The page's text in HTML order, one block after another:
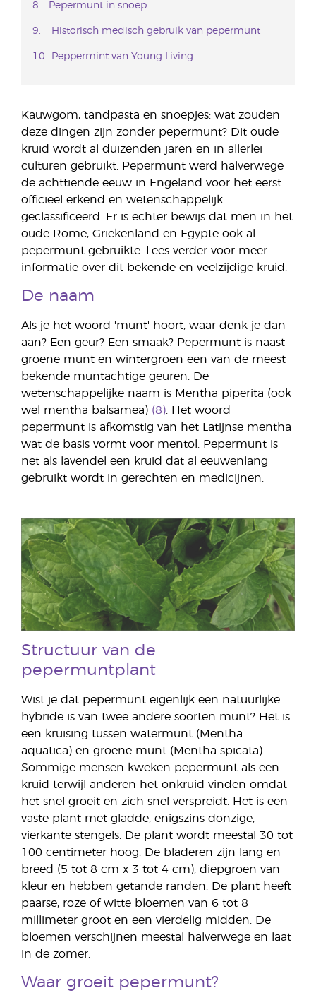
Pepermunt in snoep
Historisch medisch gebruik van pepermunt
Peppermint van Young Living
Kauwgom, tandpasta en snoepjes: wat zouden
deze dingen zijn zonder pepermunt? Dit oude
kruid wordt al duizenden jaren en in allerlei
culturen gebruikt. Pepermunt werd halverwege
de achttiende eeuw in Engeland voor het eerst
officieel erkend en wetenschappelijk
geclassificeerd. Er is echter bewijs dat men in het
oude Rome, Griekenland en Egypte ook al
pepermunt gebruikte. Lees verder voor meer
informatie over dit bekende en veelzijdige kruid.
De naam
Als je het woord 'munt' hoort, waar denk je dan
aan? Een geur? Een smaak? Pepermunt is naast
groene munt en wintergroen een van de meest
bekende muntachtige geuren. De
wetenschappelijke naam is Mentha piperita (ook
wel mentha balsamea) (8). Het woord
pepermunt is afkomstig van het Latijnse mentha
wat de basis vormt voor mentol. Pepermunt is
net als lavendel een kruid dat al eeuwenlang
gebruikt wordt in gerechten en medicijnen.
Structuur van de
pepermuntplant
Wist je dat pepermunt eigenlijk een natuurlijke
hybride is van twee andere soorten munt? Het is
een kruising tussen watermunt (Mentha
aquatica) en groene munt (Mentha spicata).
Sommige mensen kweken pepermunt als een
kruid terwijl anderen het onkruid vinden omdat
het snel groeit en zich snel verspreidt. Het is een
vaste plant met gladde, enigszins donzige,
vierkante stengels. De plant wordt meestal 30 tot
100 centimeter hoog. De bladeren zijn lang en
breed (5 tot 8 cm x 3 tot 4 cm), diepgroen van
kleur en hebben getande randen. De plant heeft
paarse, roze of witte bloemen van 6 tot 8
millimeter groot en een vierdelig midden. De
bloemen verschijnen meestal halverwege en laat
in de zomer.
Waar groeit pepermunt?